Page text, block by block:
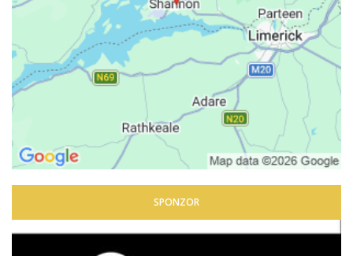
SPONZOR